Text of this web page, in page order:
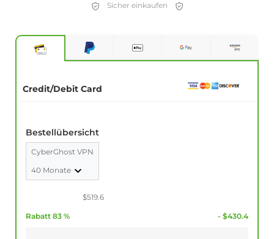
Sicher einkaufen
Credit/Debit Card
Bestellübersicht
CyberGhost VPN
40 Monate
$519.6
Rabatt 83 % - $430.4